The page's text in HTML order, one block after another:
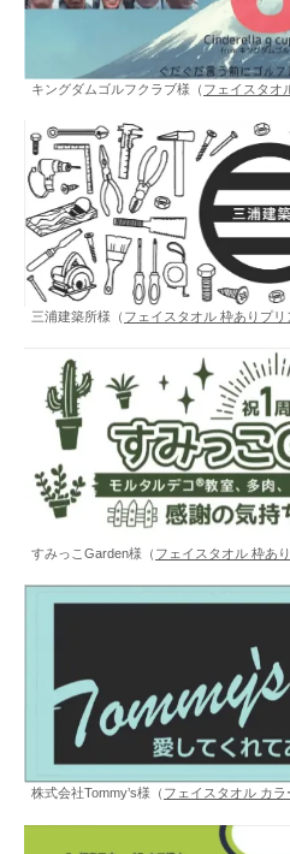
キングダムゴルフクラブ様（ フェイスタオ
三浦建築所様（ フェイスタオル 枠ありプリ
すみっこGarden様（ フェイスタオル 枠あ
株式会社Tommy’s様（ フェイスタオル カ